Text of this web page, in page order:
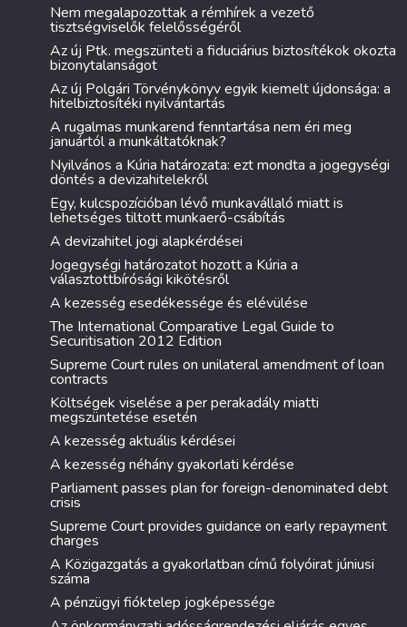
Nem megalapozottak a rémhírek a vezető
tisztségviselők felelősségéről
Az új Ptk. megszünteti a fiduciárius biztosítékok okozta
bizonytalanságot
Az új Polgári Törvénykönyv egyik kiemelt újdonsága: a
hitelbiztosítéki nyilvántartás
A rugalmas munkarend fenntartása nem éri meg
januártól a munkáltatóknak?
Nyilvános a Kúria határozata: ezt mondta a jogegységi
döntés a devizahitelekről
Egy, kulcspozícióban lévő munkavállaló miatt is
lehetséges tiltott munkaerő-csábítás
A devizahitel jogi alapkérdései
Jogegységi határozatot hozott a Kúria a
választottbírósági kikötésről
A kezesség esedékessége és elévülése
The International Comparative Legal Guide to
Securitisation 2012 Edition
Supreme Court rules on unilateral amendment of loan
contracts
Költségek viselése a per perakadály miatti
megszüntetése esetén
A kezesség aktuális kérdései
A kezesség néhány gyakorlati kérdése
Parliament passes plan for foreign-denominated debt
crisis
Supreme Court provides guidance on early repayment
charges
A Közigazgatás a gyakorlatban című folyóirat júniusi
száma
A pénzügyi fióktelep jogképessége